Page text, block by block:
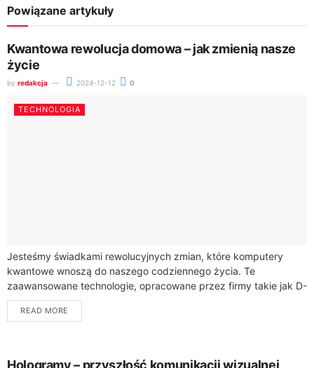
Powiązane artykuły
Kwantowa rewolucja domowa – jak zmienią nasze
życie
by redakcja 2024-12-12 0
TECHNOLOGIA
Jesteśmy świadkami rewolucyjnych zmian, które komputery
kwantowe wnoszą do naszego codziennego życia. Te
zaawansowane technologie, opracowane przez firmy takie jak D-
Wave Systems i IBM, mogą mieć ogromny wpływ na to,...
READ MORE
Hologramy – przyszłość komunikacji wizualnej